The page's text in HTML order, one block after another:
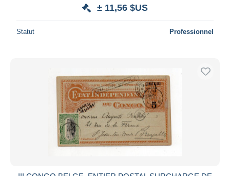
± 11,56 $US
Statut Professionnel